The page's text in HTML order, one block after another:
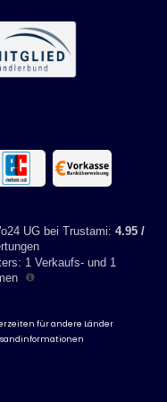
UG bei Trustami: 4.95 /
1 Verkaufs- und 1
für andere Länder